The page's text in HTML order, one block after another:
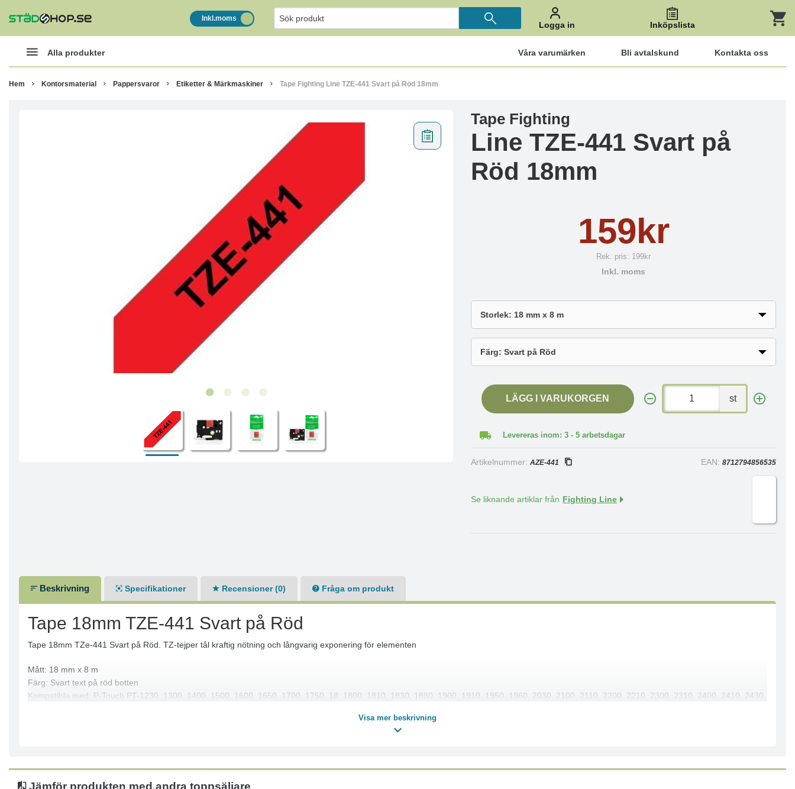
Inkl.moms
Logga in Inköpslista
Alla produkter Våra varumärken Bli avtalskund Kontakta oss
Hem Kontorsmaterial Pappersvaror Etiketter & Märkmaskiner Tape Fighting Line TZE-441 Svart på Röd 18mm
Tape Fighting
Line TZE-441 Svart på
Röd 18mm
159kr
Rek. pris: 199kr
Inkl. moms
LÄGG I VARUKORGEN st
Levereras inom: 3 - 5 arbetsdagar
Artikelnummer:AZE-441 EAN: 8712794856535
Se liknande artiklar från Fighting Line
Beskrivning Specifikationer Recensioner (0) Fråga om produkt
Tape 18mm TZE-441 Svart på Röd
Tape 18mm TZe-441 Svart på Röd. TZ-tejper tål kraftig nötning och långvarig exponering för elementen
Mått: 18 mm x 8 m
Färg: Svart text på röd botten
Kompatibla med: P-Touch PT-1230, 1300, 1400, 1500, 1600, 1650, 1700, 1750, 18, 1800, 1810, 1830, 1880, 1900, 1910, 1950, 1960, 2030, 2100, 2110, 2200, 2210, 2300, 2310, 2400, 2410, 2430,
Visa mer beskrivning
Jämför produkten med andra toppsäljare